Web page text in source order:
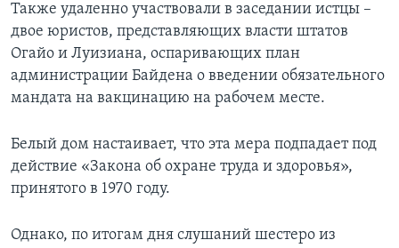
Также удаленно участвовали в заседании истцы –
двое юристов, представляющих власти штатов
Огайо и Луизиана, оспаривающих план
администрации Байдена о введении обязательного
мандата на вакцинацию на рабочем месте.
Белый дом настаивает, что эта мера подпадает под
действие «Закона об охране труда и здоровья»,
принятого в 1970 году.
Однако, по итогам дня слушаний шестеро из